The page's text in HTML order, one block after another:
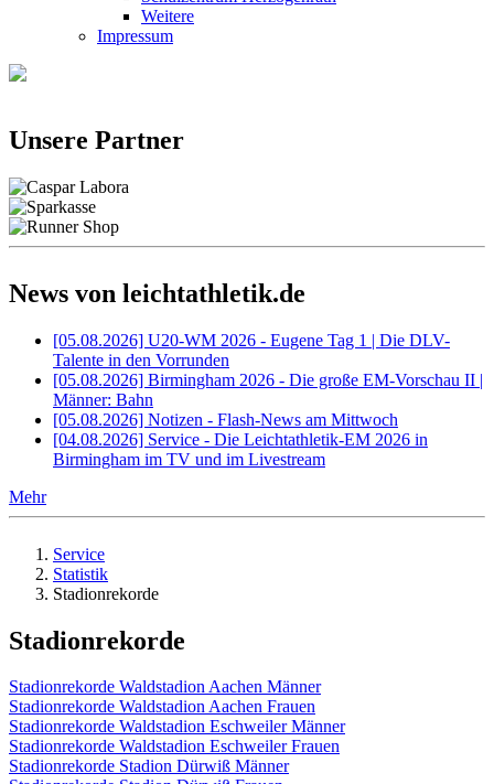
Weitere
Impressum
Unsere Partner
News von leichtathletik.de
[05.08.2026] U20-WM 2026 - Eugene Tag 1 | Die DLV-
Talente in den Vorrunden
[05.08.2026] Birmingham 2026 - Die große EM-Vorschau II |
Männer: Bahn
[05.08.2026] Notizen - Flash-News am Mittwoch
[04.08.2026] Service - Die Leichtathletik-EM 2026 in
Birmingham im TV und im Livestream
Mehr
Service
Statistik
Stadionrekorde
Stadionrekorde
Stadionrekorde Waldstadion Aachen Männer
Stadionrekorde Waldstadion Aachen Frauen
Stadionrekorde Waldstadion Eschweiler Männer
Stadionrekorde Waldstadion Eschweiler Frauen
Stadionrekorde Stadion Dürwiß Männer